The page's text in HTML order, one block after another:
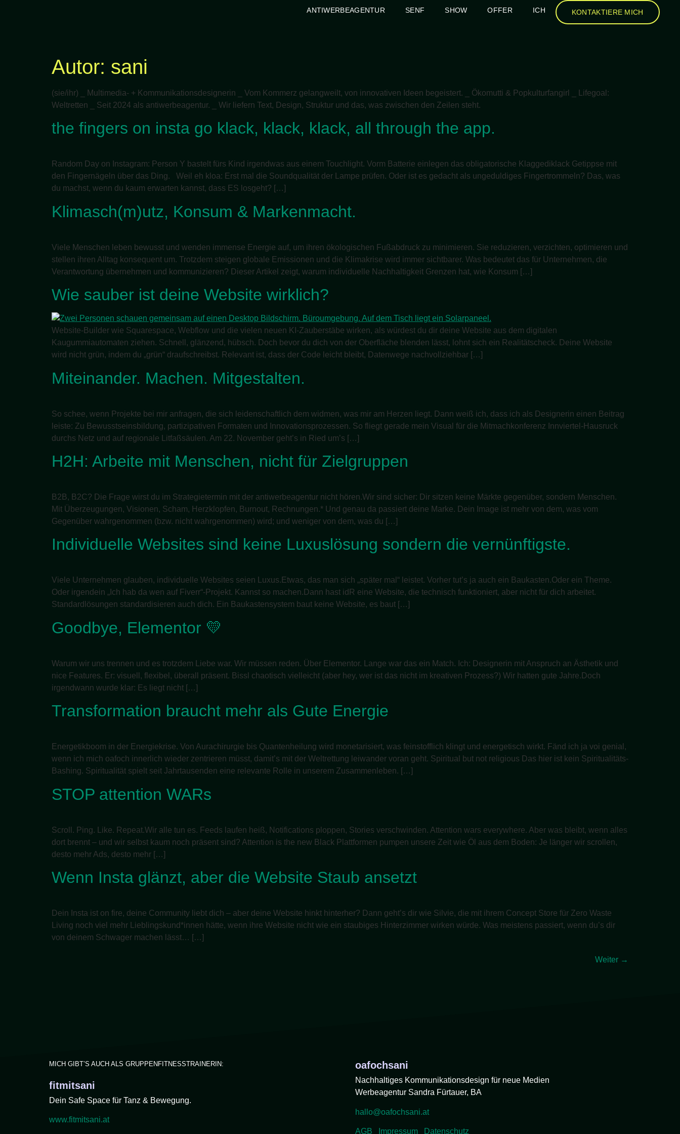
ANTIWERBEAGENTUR SENF SHOW OFFER ICH KONTAKTIERE MICH
Autor: sani
(sie/ihr) _ Multimedia- + Kommunikationsdesignerin _ Vom Kommerz gelangweilt, von innovativen Ideen begeistert. _ Ökomutti & Popkulturfangirl _ Lifegoal:
Weltretten _ Seit 2024 als antiwerbeagentur. _ Wir liefern Text, Design, Struktur und das, was zwischen den Zeilen steht.
the fingers on insta go klack, klack, klack, all through the app.
Random Day on Instagram: Person Y bastelt fürs Kind irgendwas aus einem Touchlight. Vorm Batterie einlegen das obligatorische Klaggediklack Getippse mit
den Fingernägeln über das Ding. Weil eh kloa: Erst mal die Soundqualität der Lampe prüfen. Oder ist es gedacht als ungeduldiges Fingertrommeln? Das, was
du machst, wenn du kaum erwarten kannst, dass ES losgeht? […]
Klimasch(m)utz, Konsum & Markenmacht.
Viele Menschen leben bewusst und wenden immense Energie auf, um ihren ökologischen Fußabdruck zu minimieren. Sie reduzieren, verzichten, optimieren und
stellen ihren Alltag konsequent um. Trotzdem steigen globale Emissionen und die Klimakrise wird immer sichtbarer. Was bedeutet das für Unternehmen, die
Verantwortung übernehmen und kommunizieren? Dieser Artikel zeigt, warum individuelle Nachhaltigkeit Grenzen hat, wie Konsum […]
Wie sauber ist deine Website wirklich?
Website-Builder wie Squarespace, Webflow und die vielen neuen KI-Zauberstäbe wirken, als würdest du dir deine Website aus dem digitalen
Kaugummiautomaten ziehen. Schnell, glänzend, hübsch. Doch bevor du dich von der Oberfläche blenden lässt, lohnt sich ein Realitätscheck. Deine Website
wird nicht grün, indem du „grün“ draufschreibst. Relevant ist, dass der Code leicht bleibt, Datenwege nachvollziehbar […]
Miteinander. Machen. Mitgestalten.
So schee, wenn Projekte bei mir anfragen, die sich leidenschaftlich dem widmen, was mir am Herzen liegt. Dann weiß ich, dass ich als Designerin einen Beitrag
leiste: Zu Bewusstseinsbildung, partizipativen Formaten und Innovationsprozessen. So fliegt gerade mein Visual für die Mitmachkonferenz Innviertel-Hausruck
durchs Netz und auf regionale Litfaßsäulen. Am 22. November geht’s in Ried um’s […]
H2H: Arbeite mit Menschen, nicht für Zielgruppen
B2B, B2C? Die Frage wirst du im Strategietermin mit der antiwerbeagentur nicht hören.Wir sind sicher: Dir sitzen keine Märkte gegenüber, sondern Menschen.
Mit Überzeugungen, Visionen, Scham, Herzklopfen, Burnout, Rechnungen.* Und genau da passiert deine Marke. Dein Image ist mehr von dem, was vom
Gegenüber wahrgenommen (bzw. nicht wahrgenommen) wird; und weniger von dem, was du […]
Individuelle Websites sind keine Luxuslösung sondern die vernünftigste.
Viele Unternehmen glauben, individuelle Websites seien Luxus.Etwas, das man sich „später mal“ leistet. Vorher tut’s ja auch ein Baukasten.Oder ein Theme.
Oder irgendein „Ich hab da wen auf Fiverr“-Projekt. Kannst so machen.Dann hast idR eine Website, die technisch funktioniert, aber nicht für dich arbeitet.
Standardlösungen standardisieren auch dich. Ein Baukastensystem baut keine Website, es baut […]
Goodbye, Elementor 💛
Warum wir uns trennen und es trotzdem Liebe war. Wir müssen reden. Über Elementor. Lange war das ein Match. Ich: Designerin mit Anspruch an Ästhetik und
nice Features. Er: visuell, flexibel, überall präsent. Bissl chaotisch vielleicht (aber hey, wer ist das nicht im kreativen Prozess?) Wir hatten gute Jahre.Doch
irgendwann wurde klar: Es liegt nicht […]
Transformation braucht mehr als Gute Energie
Energetikboom in der Energiekrise. Von Aurachirurgie bis Quantenheilung wird monetarisiert, was feinstofflich klingt und energetisch wirkt. Fänd ich ja voi genial,
wenn ich mich oafoch innerlich wieder zentrieren müsst, damit’s mit der Weltrettung leiwander voran geht. Spiritual but not religious Das hier ist kein Spiritualitäts-
Bashing. Spiritualität spielt seit Jahrtausenden eine relevante Rolle in unserem Zusammenleben. […]
STOP attention WARs
Scroll. Ping. Like. Repeat.Wir alle tun es. Feeds laufen heiß, Notifications ploppen, Stories verschwinden. Attention wars everywhere. Aber was bleibt, wenn alles
dort brennt – und wir selbst kaum noch präsent sind? Attention is the new Black Plattformen pumpen unsere Zeit wie Öl aus dem Boden: Je länger wir scrollen,
desto mehr Ads, desto mehr […]
Wenn Insta glänzt, aber die Website Staub ansetzt
Dein Insta ist on fire, deine Community liebt dich – aber deine Website hinkt hinterher? Dann geht’s dir wie Silvie, die mit ihrem Concept Store für Zero Waste
Living noch viel mehr Lieblingskund*innen hätte, wenn ihre Website nicht wie ein staubiges Hinterzimmer wirken würde. Was meistens passiert, wenn du’s dir
von deinem Schwager machen lässt… […]
Weiter →
MICH GIBT’S AUCH ALS GRUPPENFITNESSTRAINERIN:​
fitmitsani
Dein Safe Space für Tanz & Bewegung.
www.fitmitsani.at
oafochsani
Nachhaltiges Kommunikationsdesign für neue Medien
Werbeagentur Sandra Fürtauer, BA
hallo@oafochsani.at
AGB Impressum Datenschutz